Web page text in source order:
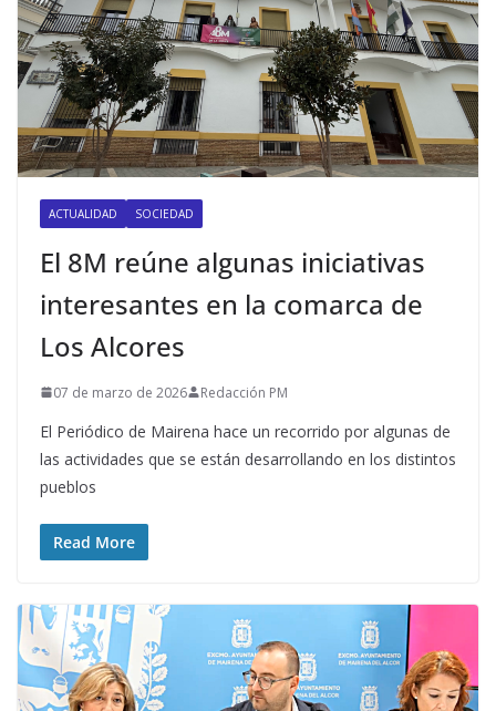
ACTUALIDAD SOCIEDAD
El 8M reúne algunas iniciativas
interesantes en la comarca de
Los Alcores
07 de marzo de 2026 Redacción PM
El Periódico de Mairena hace un recorrido por algunas de
las actividades que se están desarrollando en los distintos
pueblos
Read More